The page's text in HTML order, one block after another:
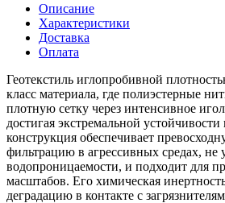
Описание
Характеристики
Доставка
Оплата
Геотекстиль иглопробивной
класс материала, где полиэстерные
плотную сетку через интенсивное
достигая экстремальной
конструкция обеспечивает
фильтрацию в агрессивных средах, не
водопроницаемости, и подходит для
масштабов. Его химическая
деградацию в контакте с